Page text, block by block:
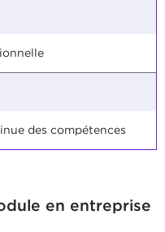
des compétences
en entreprise